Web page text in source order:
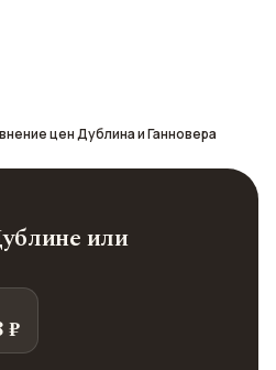
цен Дублина и Ганновера
или
₽